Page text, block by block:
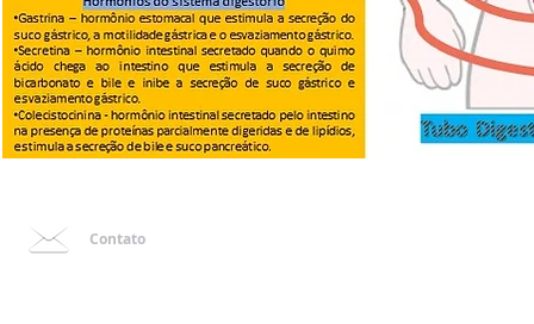
Contato